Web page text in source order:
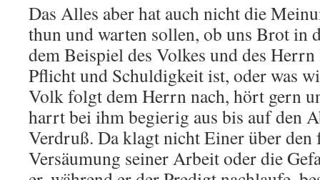
Das Alles aber hat auch nicht die
thun und warten sollen, ob uns Brot in
dem Beispiel des Volkes und des
Pflicht und Schuldigkeit ist, oder was
Volk folgt dem Herrn nach, hört gern
harrt bei ihm begierig aus bis auf den
Verdruß. Da klagt nicht Einer über den
Versäumung seiner Arbeit oder die